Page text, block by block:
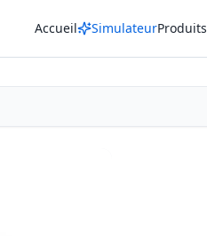
Accueil SimulateurProduits